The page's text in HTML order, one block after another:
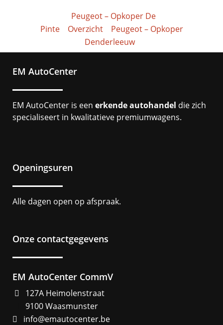
Peugeot – Opkoper De
Pinte
Overzicht
Peugeot – Opkoper
Denderleeuw
EM AutoCenter
EM AutoCenter is een erkende autohandel die zich
specialiseert in kwalitatieve premiumwagens.
Openingsuren
Alle dagen open op afspraak.
Onze contactgegevens
EM AutoCenter CommV
127A Heimolenstraat
9100 Waasmunster
info@emautocenter.be